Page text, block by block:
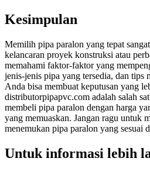
Kesimpulan
Memilih pipa paralon yang tepat
kelancaran proyek konstruksi atau
memahami faktor-faktor yang
jenis-jenis pipa yang tersedia, dan tips
Anda bisa membuat keputusan yang
distributorpipapvc.com adalah salah
membeli pipa paralon dengan harga
yang memuaskan. Jangan ragu untuk
menemukan pipa paralon yang sesuai
Untuk informasi lebih